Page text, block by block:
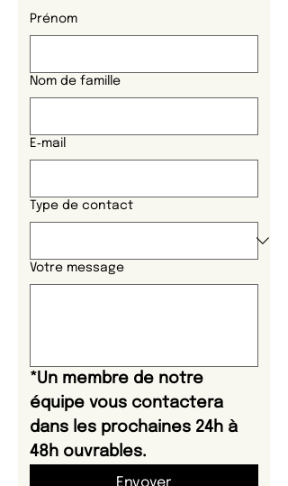
Prénom
Nom de famille
E‑mail
Type de contact
Votre message
*Un membre de notre
équipe vous contactera
dans les prochaines 24h à
48h ouvrables.
Envoyer